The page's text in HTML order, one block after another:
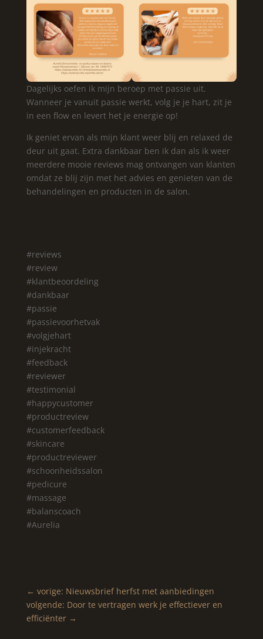
Dagelijks oefen ik mijn beroep met passie uit.
Wanneer je vanuit passie werkt, volg je je hart, zit je
in een flow en levert het je energie op!
Ik geniet ervan als mijn klant weer blij en relaxed de
deur uit gaat. Extra dankbaar ben ik dan als ik weer
meerdere mooie reviews mag ontvangen van klanten
omdat ze blij zijn met het advies en genieten van de
behandelingen en producten in de salon.
#reviews
#review
#klantbeoordeling
#dankbaar
#passie
#passievoorhetvak
#volgjehart
#injekracht
#feedback
#reviewer
#testimonial
#happycustomer
#productreview
#customerfeedback
#skincare
#productreviewer
#schoonheidssalon
#pedicure
#massage
#balanscoach
#Aurelia
← vorige: Nieuwsbrief herfst met aanbiedingen
volgende: Door te vertragen werk je effectiever en
efficiënter→